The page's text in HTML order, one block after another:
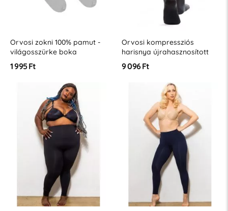
Orvosi zokni 100% pamut -
világosszürke boka
1 995 Ft
Orvosi kompressziós
harisnya újrahasznosított
szálból, 1-K1 osztály 15-21
mmHg - Ecofiber sorozat
9 096 Ft